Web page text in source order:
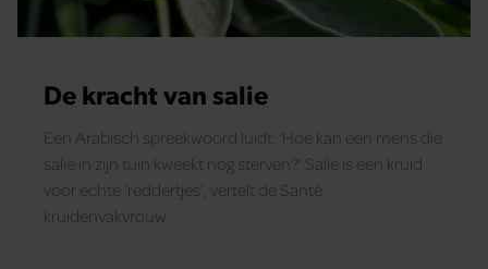
De kracht van salie
Een Arabisch spreekwoord luidt: ‘Hoe kan een mens die
salie in zijn tuin kweekt nog sterven?’ Salie is een kruid
voor echte ‘reddertjes’, vertelt de Santé
kruidenvakvrouw.